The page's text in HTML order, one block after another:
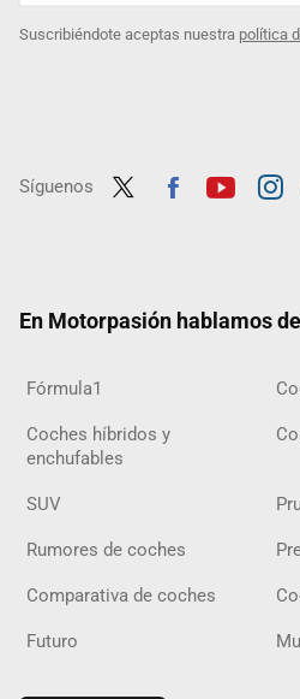
Suscribiéndote aceptas nuestra política
Síguenos
En Motorpasión hablamos
Fórmula1
Coches híbridos y
enchufables
SUV
Rumores de coches
Comparativa de coches
Futuro